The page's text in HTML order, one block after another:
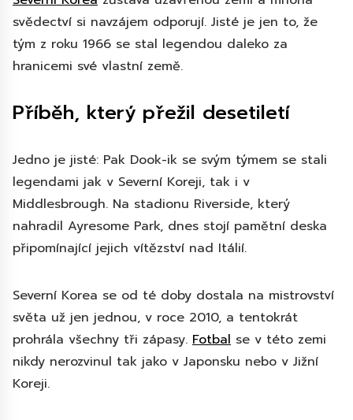
svědectví si navzájem odporují. Jisté je jen to, že
tým z roku 1966 se stal legendou daleko za
hranicemi své vlastní země.
Příběh, který přežil desetiletí
Jedno je jisté: Pak Dook-ik se svým týmem se stali
legendami jak v Severní Koreji, tak i v
Middlesbrough. Na stadionu Riverside, který
nahradil Ayresome Park, dnes stojí pamětní deska
připomínající jejich vítězství nad Itálií.
Severní Korea se od té doby dostala na mistrovství
světa už jen jednou, v roce 2010, a tentokrát
prohrála všechny tři zápasy. Fotbal se v této zemi
nikdy nerozvinul tak jako v Japonsku nebo v Jižní
Koreji.